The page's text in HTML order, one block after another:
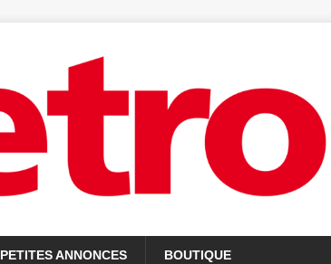
PETITES ANNONCES BOUTIQUE